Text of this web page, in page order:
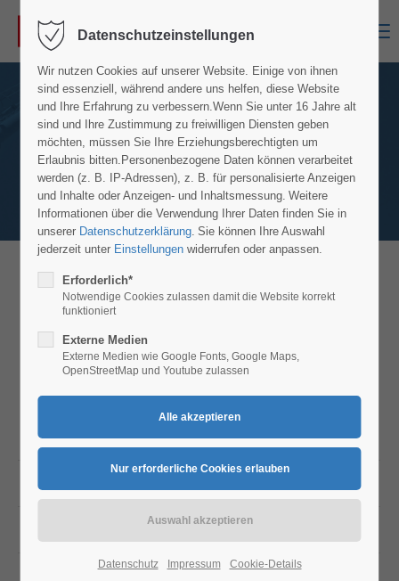
MS Gelenk-Teleskop-Arbeitsbühne Z 34 /
Details Modell Z-34/22 N
Arbeitshöhe 12,52 m
Datenschutzeinstellungen
Wir nutzen Cookies auf unserer Website. Einige von ihnen
sind essenziell, während andere uns helfen, diese Website
und Ihre Erfahrung zu verbessern.Wenn Sie unter 16 Jahre alt
sind und Ihre Zustimmung zu freiwilligen Diensten geben
möchten, müssen Sie Ihre Erziehungsberechtigten um
Erlaubnis bitten. Personenbezogene Daten können verarbeitet
werden (z. B. IP-Adressen), z. B. für personalisierte Anzeigen
und Inhalte oder Anzeigen- und Inhaltsmessung. Weitere
Informationen über die Verwendung Ihrer Daten finden Sie in
unserer Datenschutzerklärung. Sie können Ihre Auswahl
jederzeit unter Einstellungen widerrufen oder anpassen.
Erforderlich*
Notwendige Cookies zulassen damit die Website korrekt
funktioniert
Externe Medien
Externe Medien wie Google Fonts, Google Maps,
OpenStreetMap und Youtube zulassen
Datenschutz Impressum Cookie-Details